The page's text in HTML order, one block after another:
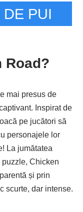
PUI
Road?
mai presus de
Inspirat de
pe jucători să
personajele lor
La jumătatea
Chicken
și prin
scurte, dar intense.